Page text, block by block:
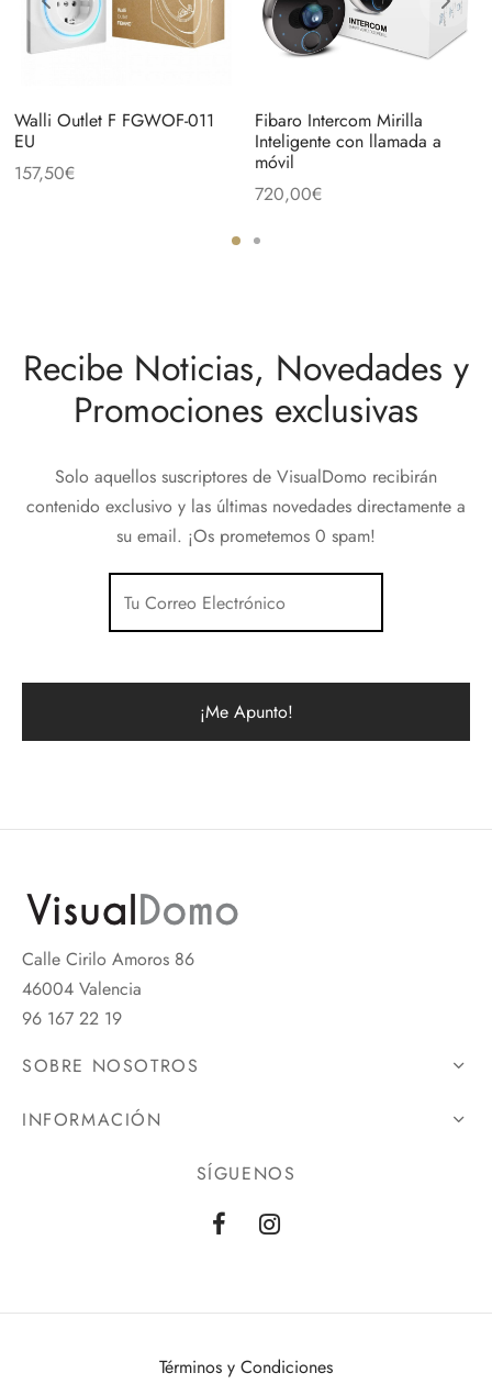
Walli Outlet F FGWOF-011
EU
157,50€
Fibaro Intercom Mirilla
Inteligente con llamada a
móvil
720,00€
Recibe Noticias, Novedades y
Promociones exclusivas
Solo aquellos suscriptores de VisualDomo recibirán
contenido exclusivo y las últimas novedades directamente a
su email. ¡Os prometemos 0 spam!
Calle Cirilo Amoros 86
46004 Valencia
96 167 22 19
SOBRE NOSOTROS
INFORMACIÓN
SÍGUENOS
Términos y Condiciones